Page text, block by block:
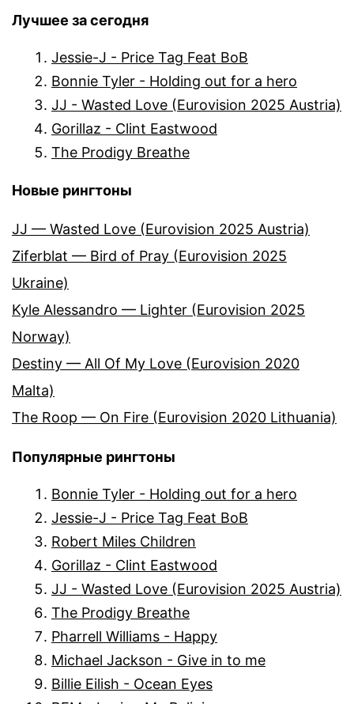
Лучшее за сегодня
Jessie-J - Price Tag Feat BoB
Bonnie Tyler - Holding out for a hero
JJ - Wasted Love (Eurovision 2025 Austria)
Gorillaz - Clint Eastwood
The Prodigy Breathe
Новые рингтоны
JJ — Wasted Love (Eurovision 2025 Austria)
Ziferblat — Bird of Pray (Eurovision 2025
Ukraine)
Kyle Alessandro — Lighter (Eurovision 2025
Norway)
Destiny — All Of My Love (Eurovision 2020
Malta)
The Roop — On Fire (Eurovision 2020 Lithuania)
Популярные рингтоны
Bonnie Tyler - Holding out for a hero
Jessie-J - Price Tag Feat BoB
Robert Miles Children
Gorillaz - Clint Eastwood
JJ - Wasted Love (Eurovision 2025 Austria)
The Prodigy Breathe
Pharrell Williams - Happy
Michael Jackson - Give in to me
Billie Eilish - Ocean Eyes